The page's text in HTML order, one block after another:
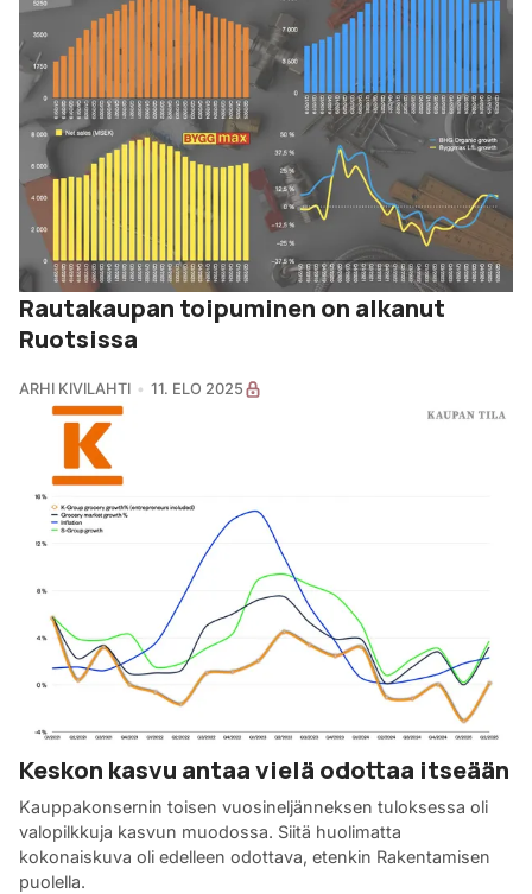
Rautakaupan toipuminen on alkanut
Ruotsissa
ARHI KIVILAHTI 11. ELO 2025
Keskon kasvu antaa vielä odottaa itseään
Kauppakonsernin toisen vuosineljänneksen tuloksessa oli
valopilkkuja kasvun muodossa. Siitä huolimatta
kokonaiskuva oli edelleen odottava, etenkin Rakentamisen
puolella.